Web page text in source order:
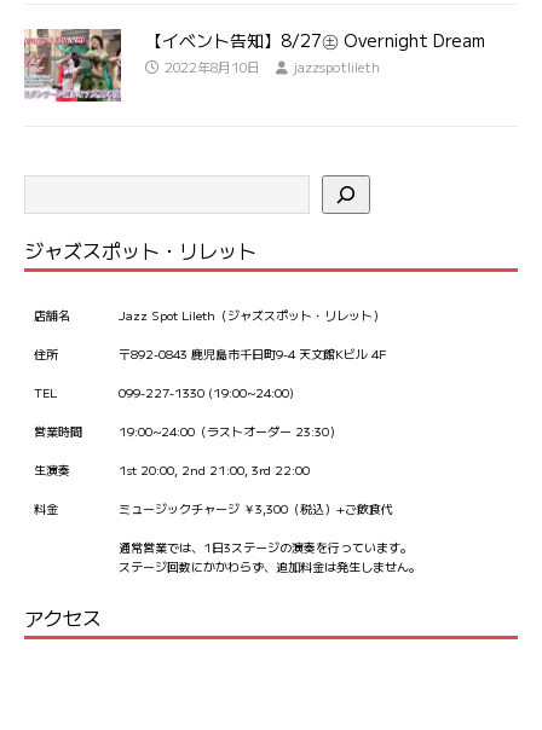
【イベント告知】8/27㊏ Overnight Dream
2022年8月10日 jazzspotlileth
ジャズスポット・リレット
店舗名 Jazz Spot Lileth（ジャズスポット・リレット）
住所 〒892-0843 鹿児島市千日町9-4 天文館Kビル 4F
TEL 099-227-1330 (19:00~24:00)
営業時間 19:00~24:00（ラストオーダー 23:30）
生演奏 1st 20:00, 2nd 21:00, 3rd 22:00
料金 ミュージックチャージ ￥3,300（税込）+ご飲食代
通常営業では、1日3ステージの演奏を行っています。
ステージ回数にかかわらず、追加料金は発生しません。
アクセス